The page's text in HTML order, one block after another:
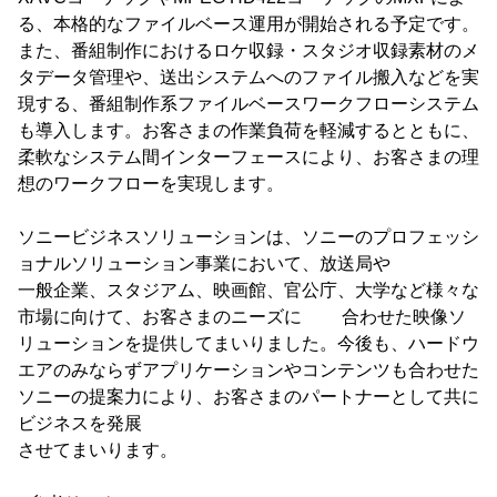
る、本格的なファイルベース運用が開始される予定です。
また、番組制作におけるロケ収録・スタジオ収録素材のメ
タデータ管理や、送出システムへのファイル搬入などを実
現する、番組制作系ファイルベースワークフローシステム
も導入します。お客さまの作業負荷を軽減するとともに、
柔軟なシステム間インターフェースにより、お客さまの理
想のワークフローを実現します。
ソニービジネスソリューションは、ソニーのプロフェッシ
ョナルソリューション事業において、放送局や
一般企業、スタジアム、映画館、官公庁、大学など様々な
市場に向けて、お客さまのニーズに 合わせた映像ソ
リューションを提供してまいりました。今後も、ハードウ
エアのみならずアプリケーションやコンテンツも合わせた
ソニーの提案力により、お客さまのパートナーとして共に
ビジネスを発展
させてまいります。